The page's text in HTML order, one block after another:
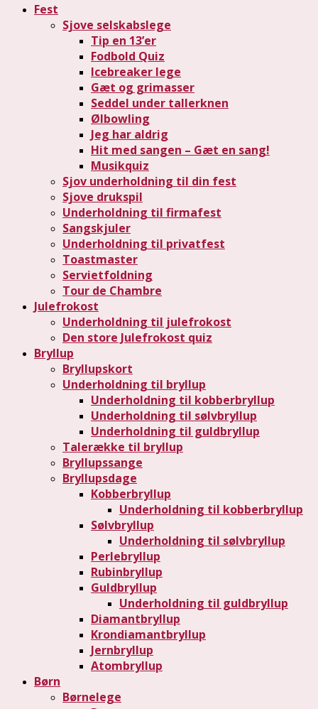
Fest
Sjove selskabslege
Tip en 13’er
Fodbold Quiz
Icebreaker lege
Gæt og grimasser
Seddel under tallerknen
Ølbowling
Jeg har aldrig
Hit med sangen – Gæt en sang!
Musikquiz
Sjov underholdning til din fest
Sjove drukspil
Underholdning til firmafest
Sangskjuler
Underholdning til privatfest
Toastmaster
Servietfoldning
Tour de Chambre
Julefrokost
Underholdning til julefrokost
Den store Julefrokost quiz
Bryllup
Bryllupskort
Underholdning til bryllup
Underholdning til kobberbryllup
Underholdning til sølvbryllup
Underholdning til guldbryllup
Talerække til bryllup
Bryllupssange
Bryllupsdage
Kobberbryllup
Underholdning til kobberbryllup
Sølvbryllup
Underholdning til sølvbryllup
Perlebryllup
Rubinbryllup
Guldbryllup
Underholdning til guldbryllup
Diamantbryllup
Krondiamantbryllup
Jernbryllup
Atombryllup
Børn
Børnelege